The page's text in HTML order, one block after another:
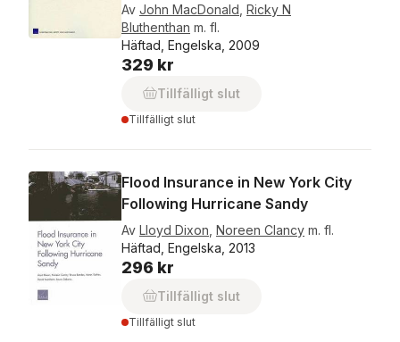
Av John MacDonald Ricky N
Bluthenthan m. fl.
Häftad, Engelska, 2009
329 kr
Tillfälligt slut
Tillfälligt slut
Flood Insurance in New York City
Following Hurricane Sandy
Av Lloyd Dixon Noreen Clancy m. fl.
Häftad, Engelska, 2013
296 kr
Tillfälligt slut
Tillfälligt slut